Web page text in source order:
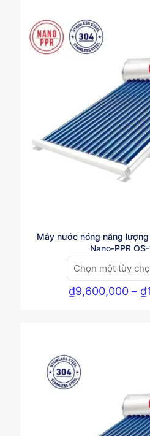
Máy nước nóng năng
Nano-PPR
₫9,600,000 – ₫